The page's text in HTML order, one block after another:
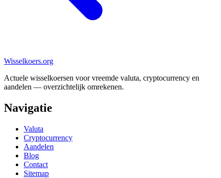
Wisselkoers.org
Actuele wisselkoersen voor vreemde valuta, cryptocurrency en
aandelen — overzichtelijk omrekenen.
Navigatie
Valuta
Cryptocurrency
Aandelen
Blog
Contact
Sitemap